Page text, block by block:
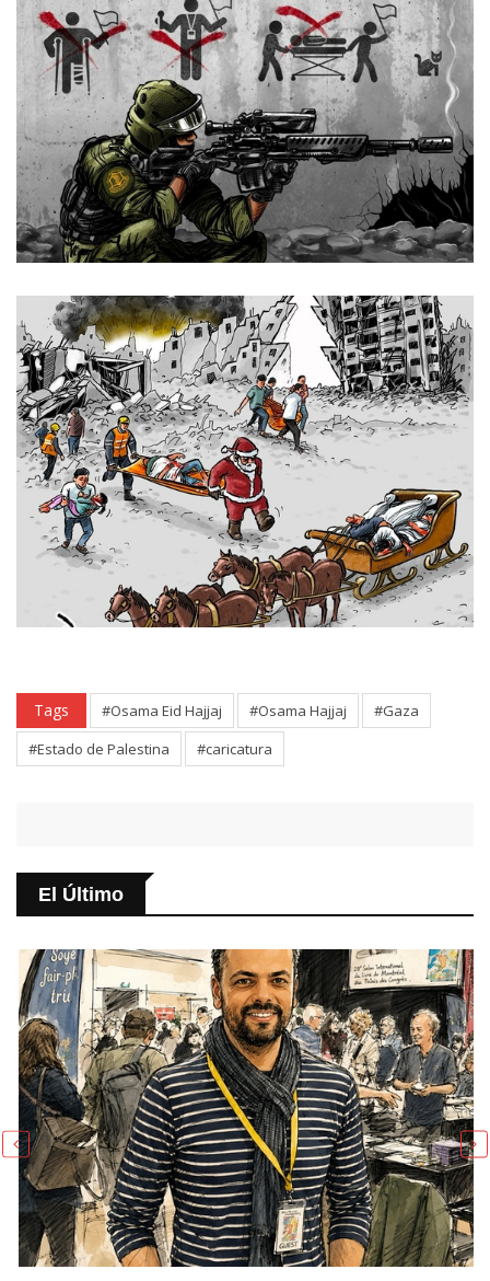
Tags #Osama Eid Hajjaj #Osama Hajjaj
#Gaza
#Estado de Palestina
#caricatura
El Último